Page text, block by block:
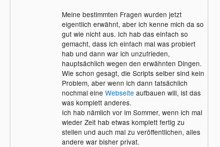
Meine bestimmten Fragen wurden jetzt
eigentlich erwähnt, aber ich kenne mich da so
gut wie nicht aus. Ich hab das einfach so
gemacht, dass ich einfach mal was probiert
hab und dann war ich unzufrieden,
hauptsächlich wegen den erwähnten Dingen.
Wie schon gesagt, die Scripts selber sind kein
Problem, aber wenn ich dann tatsächlich
nochmal eine Webseite aufbauen will, ist das
was komplett anderes.
Ich hab nämlich vor im Sommer, wenn ich mal
wieder Zeit hab etwas komplett fertig zu
stellen und auch mal zu veröffentlichen, alles
andere war bisher privat.